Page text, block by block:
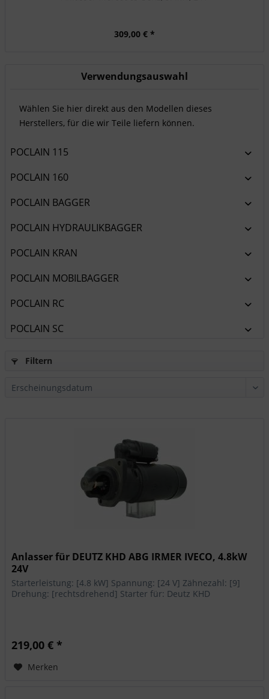
309,00 € *
Verwendungsauswahl
Wählen Sie hier direkt aus den Modellen dieses
Herstellers, für die wir Teile liefern können.
POCLAIN 115
POCLAIN 160
POCLAIN BAGGER
POCLAIN HYDRAULIKBAGGER
POCLAIN KRAN
POCLAIN MOBILBAGGER
POCLAIN RC
POCLAIN SC
Filtern
Anlasser für DEUTZ KHD ABG IRMER IVECO, 4.8kW
24V
Starterleistung: [4.8 kW] Spannung: [24 V] Zähnezahl: [9]
Drehung: [rechtsdrehend] Starter für: Deutz KHD
219,00 € *
Merken